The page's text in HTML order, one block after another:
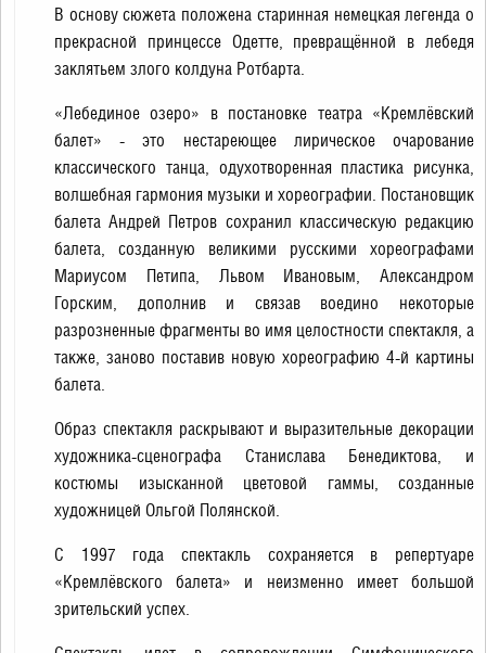
В основу сюжета положена старинная немецкая легенда о
прекрасной принцессе Одетте, превращённой в лебедя
заклятьем злого колдуна Ротбарта.
«Лебединое озеро» в постановке театра «Кремлёвский
балет» - это нестареющее лирическое очарование
классического танца, одухотворенная пластика рисунка,
волшебная гармония музыки и хореографии. Постановщик
балета Андрей Петров сохранил классическую редакцию
балета, созданную великими русскими хореографами
Мариусом Петипа, Львом Ивановым, Александром
Горским, дополнив и связав воедино некоторые
разрозненные фрагменты во имя целостности спектакля, а
также, заново поставив новую хореографию 4-й картины
балета.
Образ спектакля раскрывают и выразительные декорации
художника-сценографа Станислава Бенедиктова, и
костюмы изысканной цветовой гаммы, созданные
художницей Ольгой Полянской.
С 1997 года спектакль сохраняется в репертуаре
«Кремлёвского балета» и неизменно имеет большой
зрительский успех.